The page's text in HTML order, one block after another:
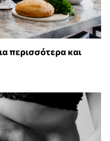
περισσότερα και